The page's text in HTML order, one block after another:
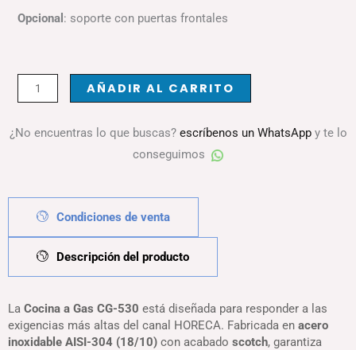
Opcional : soporte con puertas frontales
COCINA
CG-
530
AÑADIR AL CARRITO
¿No encuentras lo que buscas? escríbenos un WhatsAppy te lo
conseguimos
Condiciones de venta
Descripción del producto
La Cocina a Gas CG-530 está diseñada para responder a las
exigencias más altas del canal HORECA. Fabricada en acero
inoxidable AISI-304 (18/10) con acabado scotch, garantiza